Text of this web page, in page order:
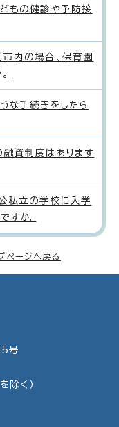
もの健診や予防接
内の場合、保育園
な手続きをしたら
資制度はあります
私立の学校に入学
すか。
ページへ戻る
号
除く）